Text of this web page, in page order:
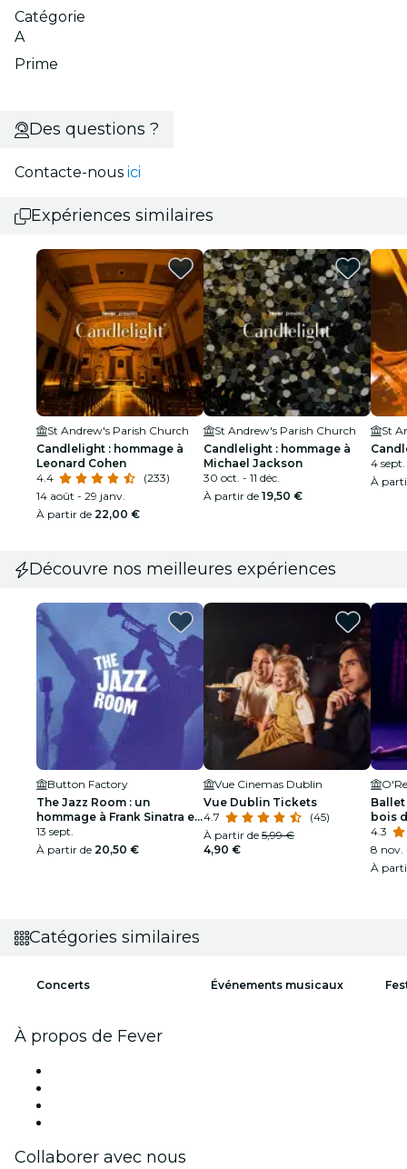
Catégorie
A
Prime
Des questions ?
Contacte-nous ici
Expériences similaires
St Andrew's Parish Church
Candlelight : hommage à
Leonard Cohen
4.4
(233)
14 août - 29 janv.
À partir de 22,00 €
St Andrew's Parish Church
Candlelight : hommage à
Michael Jackson
30 oct. - 11 déc.
À partir de 19,50 €
St
4 sept.
À
Découvre nos meilleures expériences
Button Factory
The Jazz Room : un
hommage à Frank Sinatra et
Louis Armstrong
13 sept.
À partir de 20,50 €
Vue Cinemas Dublin
Vue Dublin Tickets
4.7
(45)
À partir de 5,99 €
4,90 €
Ballet
bois
4.3
8 nov.
À
Catégories similaires
Concerts Événements musicaux
À propos de Fever
Collaborer avec nous